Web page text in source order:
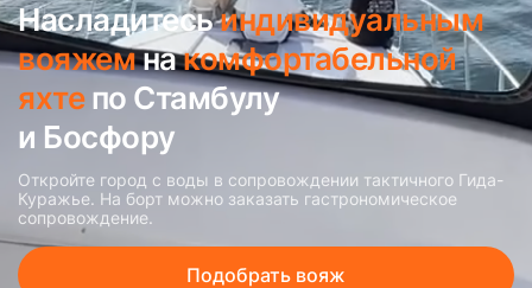
Насладитесьиндивидуальным
вояжемнакомфортабельной
яхтепо Стамбулу
и Босфору
Откройте город с воды в сопровождении тактичного Гида-
Куражье. На борт можно заказать гастрономическое
сопровождение.
Подобрать вояж